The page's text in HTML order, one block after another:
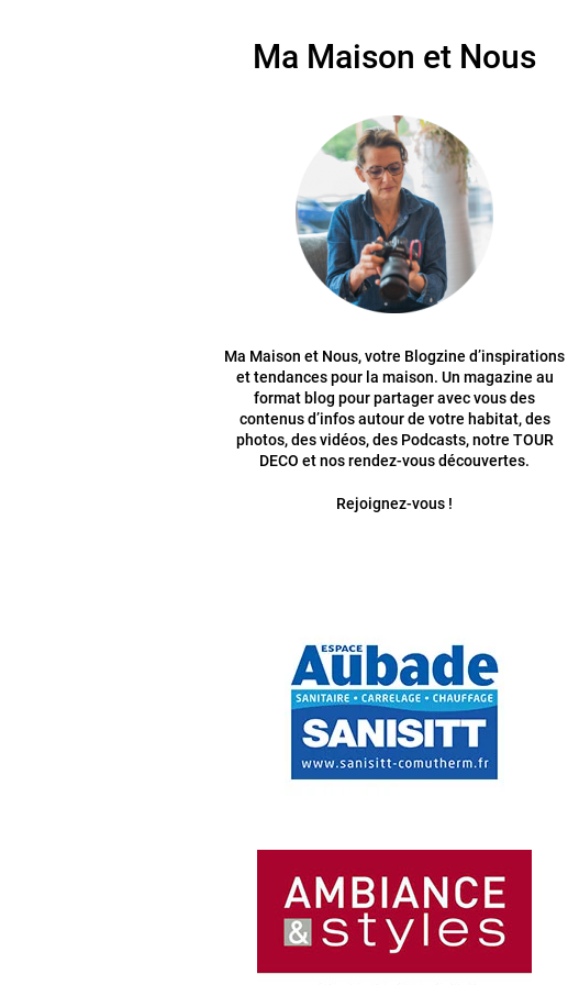
Ma Maison et Nous
Ma Maison et Nous, votre Blogzine d’inspirations
et tendances pour la maison. Un magazine au
format blog pour partager avec vous des
contenus d’infos autour de votre habitat, des
photos, des vidéos, des Podcasts, notre TOUR
DECO et nos rendez-vous découvertes.
Rejoignez-vous !